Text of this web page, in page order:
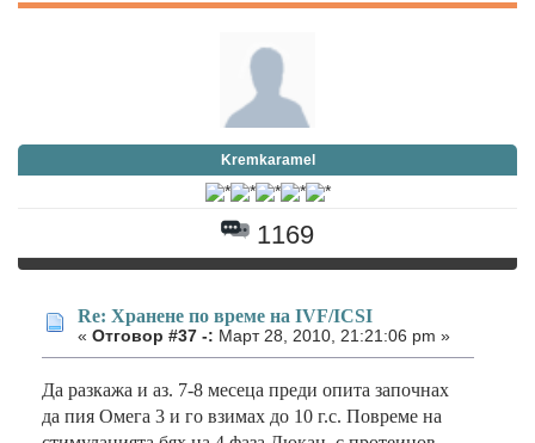
Kremkaramel
1169
Re: Хранене по време на IVF/ICSI
« Отговор #37 -: Март 28, 2010, 21:21:06 pm »
Да разкажа и аз. 7-8 месеца преди опита започнах
да пия Омега 3 и го взимах до 10 г.с. Повреме на